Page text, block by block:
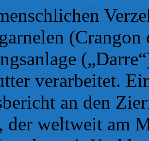
verarbeitet.
an den
der weltweit am